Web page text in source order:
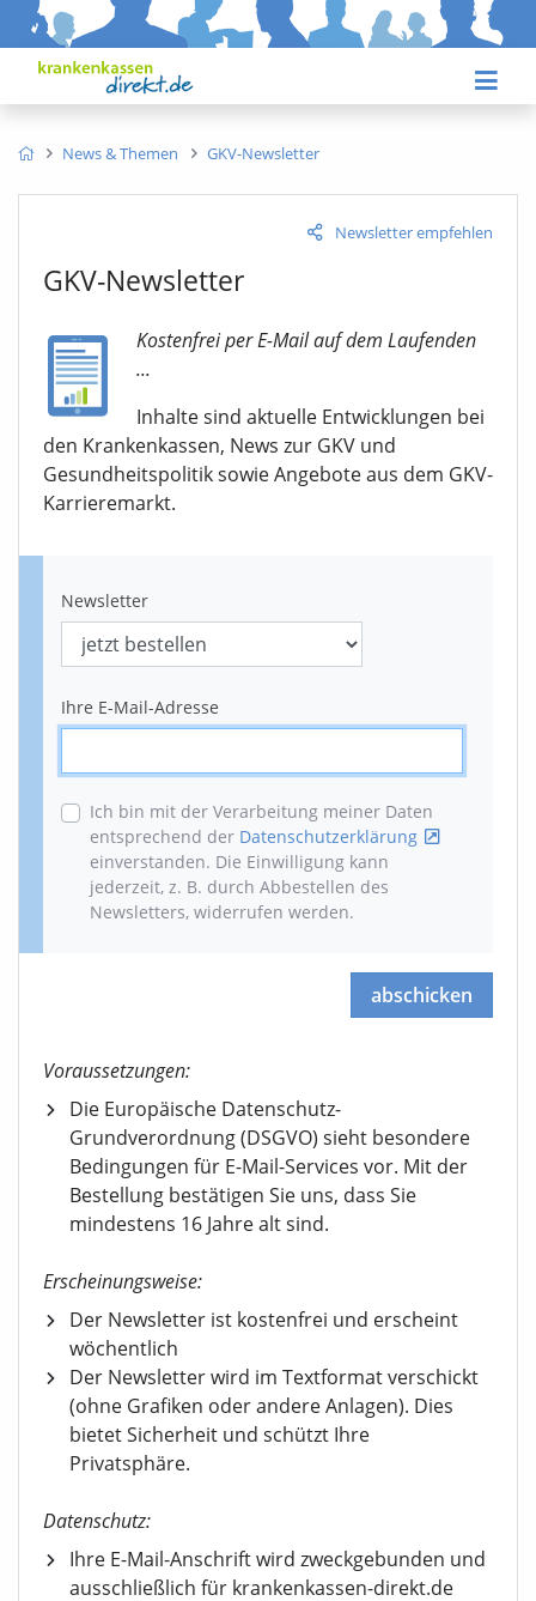
News & Themen GKV-Newsletter
Newsletter empfehlen
GKV-Newsletter
Kostenfrei per E-Mail auf dem Laufenden
...
Inhalte sind aktuelle Entwicklungen bei
den Krankenkassen, News zur GKV und
Gesundheitspolitik sowie Angebote aus dem GKV-
Karrieremarkt.
Newsletter
Ihre E-Mail-Adresse
Ich bin mit der Verarbeitung meiner Daten
entsprechend der Datenschutzerklärung
einverstanden. Die Einwilligung kann
jederzeit, z. B. durch Abbestellen des
Newsletters, widerrufen werden.
abschicken
Voraussetzungen:
Die Europäische Datenschutz-
Grundverordnung (DSGVO) sieht besondere
Bedingungen für E-Mail-Services vor. Mit der
Bestellung bestätigen Sie uns, dass Sie
mindestens 16 Jahre alt sind.
Erscheinungsweise:
Der Newsletter ist kostenfrei und erscheint
wöchentlich
Der Newsletter wird im Textformat verschickt
(ohne Grafiken oder andere Anlagen). Dies
bietet Sicherheit und schützt Ihre
Privatsphäre.
Datenschutz:
Ihre E-Mail-Anschrift wird zweckgebunden und
ausschließlich für krankenkassen-direkt.de